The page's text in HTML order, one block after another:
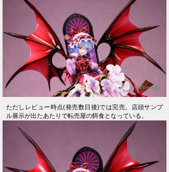
ただしレビュー時点(発売数日後)では完売。店頭サンプ
ル展示が出たあたりで転売屋の餌食となっている。